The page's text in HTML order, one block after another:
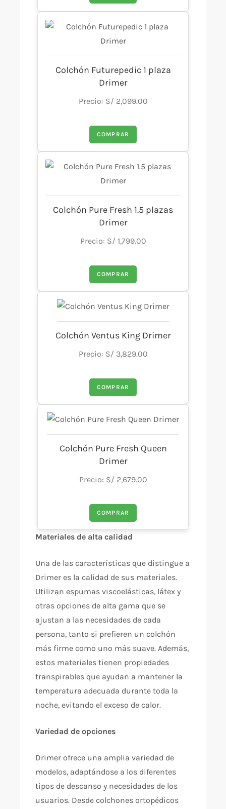
Colchón Futurepedic 1 plaza
Drimer
Precio: S/ 2,099.00
COMPRAR
Colchón Pure Fresh 1.5 plazas
Drimer
Precio: S/ 1,799.00
COMPRAR
Colchón Ventus King Drimer
Precio: S/ 3,829.00
COMPRAR
Colchón Pure Fresh Queen
Drimer
Precio: S/ 2,679.00
COMPRAR
Materiales de alta calidad
Una de las características que distingue a
Drimer es la calidad de sus materiales.
Utilizan espumas viscoelásticas, látex y
otras opciones de alta gama que se
ajustan a las necesidades de cada
persona, tanto si prefieren un colchón
más firme como uno más suave. Además,
estos materiales tienen propiedades
transpirables que ayudan a mantener la
temperatura adecuada durante toda la
noche, evitando el exceso de calor.
Variedad de opciones
Drimer ofrece una amplia variedad de
modelos, adaptándose a los diferentes
tipos de descanso y necesidades de los
usuarios. Desde colchones ortopédicos